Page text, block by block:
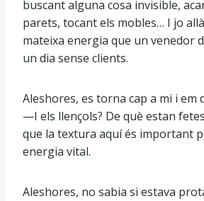
buscant alguna cosa invisible,
parets, tocant els mobles… I jo
mateixa energia que un venedor
un dia sense clients.
Aleshores, es torna cap a mi i em
—I els llençols? De què estan
que la textura aquí és important
energia vital.
Aleshores, no sabia si estava